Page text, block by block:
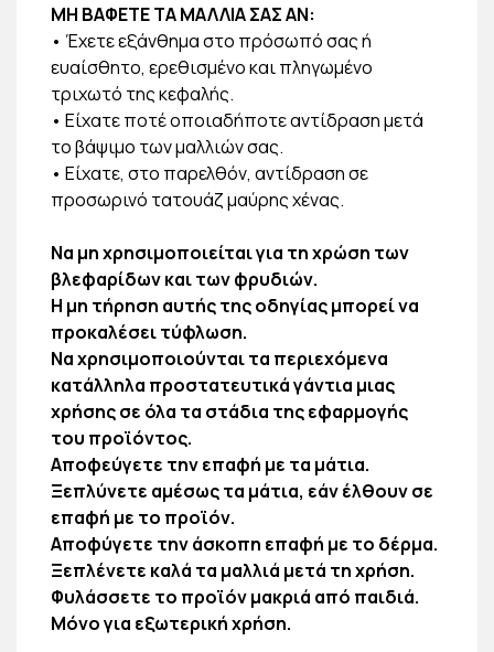
ΜΗ ΒΑΦΕΤΕ ΤΑ ΜΑΛΛΙΑ ΣΑΣ ΑΝ:
• Έχετε εξάνθημα στο πρόσωπό σας ή
ευαίσθητο, ερεθισμένο και πληγωμένο
τριχωτό της κεφαλής.
• Είχατε ποτέ οποιαδήποτε αντίδραση μετά
το βάψιμο των μαλλιών σας.
• Είχατε, στο παρελθόν, αντίδραση σε
προσωρινό τατουάζ μαύρης χένας.
Να μη χρησιμοποιείται για τη χρώση των
βλεφαρίδων και των φρυδιών.
Η μη τήρηση αυτής της οδηγίας μπορεί να
προκαλέσει τύφλωση.
Να χρησιμοποιούνται τα περιεχόμενα
κατάλληλα προστατευτικά γάντια μιας
χρήσης σε όλα τα στάδια της εφαρμογής
του προϊόντος.
Αποφεύγετε την επαφή με τα μάτια.
Ξεπλύνετε αμέσως τα μάτια, εάν έλθουν σε
επαφή με το προϊόν.
Αποφύγετε την άσκοπη επαφή με το δέρμα.
Ξεπλένετε καλά τα μαλλιά μετά τη χρήση.
Φυλάσσετε το προϊόν μακριά από παιδιά.
Μόνο για εξωτερική χρήση.